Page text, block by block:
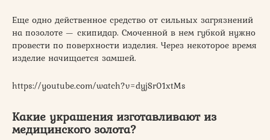
Еще одно действенное средство от сильных загрязнений
на позолоте — скипидар. Смоченной в нем губкой нужно
провести по поверхности изделия. Через некоторое время
изделие начищается замшей.
https://youtube.com/watch?v=dyjSr01xtMs
Какие украшения изготавливают из
медицинского золота?